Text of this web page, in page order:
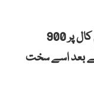
امریکا میں کمپنی کے مالک نے ایک زوم کال پر 900
بعد اسے سخت